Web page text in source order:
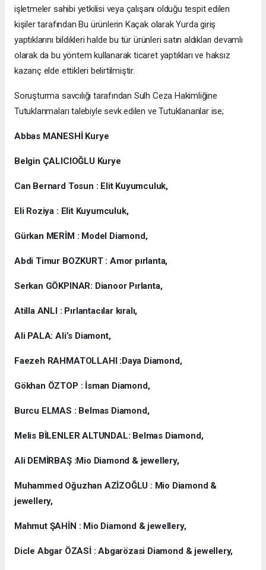
işletmeler sahibi yetkilisi veya çalışanı olduğu tespit edilen
kişiler tarafından Bu ürünlerin Kaçak olarak Yurda giriş
yaptıklarını bildikleri halde bu tür ürünleri satın aldıkları devamlı
olarak da bu yöntem kullanarak ticaret yaptıkları ve haksız
kazanç elde ettikleri belirtilmiştir.
Soruşturma savcılığı tarafından Sulh Ceza Hakimliğine
Tutuklanmaları talebiyle sevk edilen ve Tutuklananlar ise;
Abbas MANESHİ Kurye
Belgin ÇALICIOĞLU Kurye
Can Bernard Tosun : Elit Kuyumculuk,
Eli Roziya : Elit Kuyumculuk,
Gürkan MERİM : Model Diamond,
Abdi Timur BOZKURT : Amor pırlanta,
Serkan GÖKPINAR: Dianoor Pırlanta,
Atilla ANLI : Pırlantacılar kıralı,
Ali PALA: Ali’s Diamont,
Faezeh RAHMATOLLAHI :Daya Diamond,
Gökhan ÖZTOP : İsman Diamond,
Burcu ELMAS : Belmas Diamond,
Melis BİLENLER ALTUNDAL: Belmas Diamond,
Ali DEMİRBAŞ :Mio Diamond & jewellery,
Muhammed Oğuzhan AZİZOĞLU : Mio Diamond &
jewellery,
Mahmut ŞAHİN : Mio Diamond & jewellery,
Dicle Abgar ÖZASİ : Abgarözasi Diamond & jewellery,